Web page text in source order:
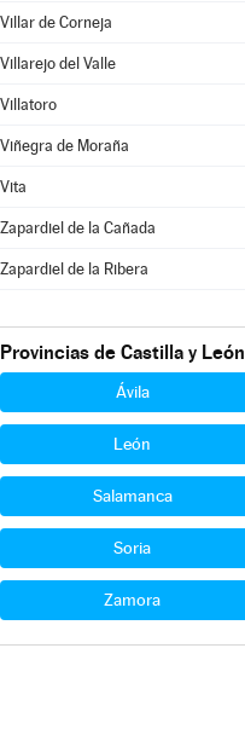
Villar de Corneja
Villarejo del Valle
Villatoro
Viñegra de Moraña
Vita
Zapardiel de la Cañada
Zapardiel de la Ribera
Provincias de Castilla y León
Ávila
León
Salamanca
Soria
Zamora